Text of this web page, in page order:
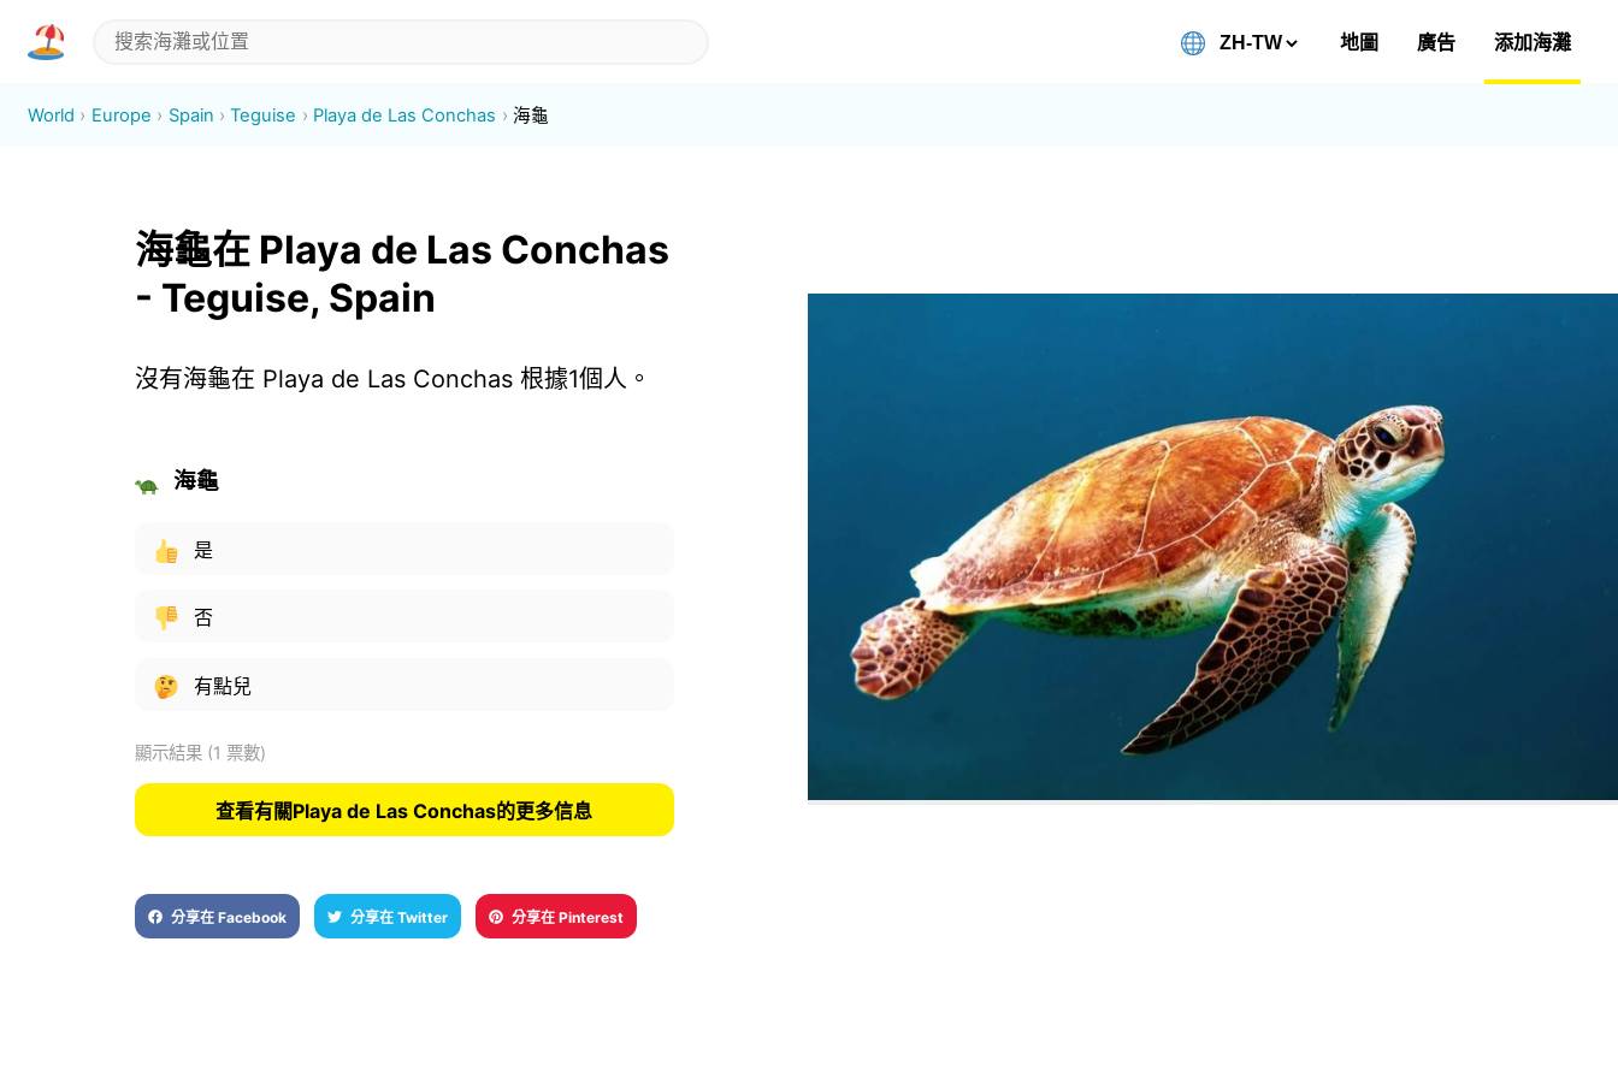
地圖 廣告 添加海灘
World Europe Spain Teguise Playa de Las Conchas 海龜
海龜在 Playa de Las Conchas
- Teguise, Spain
沒有海龜在 Playa de Las Conchas 根據1個人。
海龜
是
否
有點兒
顯示結果(1 票數)
查看有關Playa de Las Conchas的更多信息
分享在 Facebook 分享在 Twitter 分享在 Pinterest